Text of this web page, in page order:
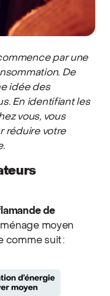
par une
De
idée des
En identifiant les
vous, vous
réduire votre
de
ménage moyen
comme suit :